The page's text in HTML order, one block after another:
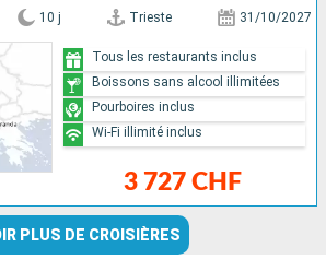
10 j Trieste 31/10/2027
3 727 CHF
Tous les restaurants inclus
Boissons sans alcool illimitées
Pourboires inclus
Wi-Fi illimité inclus
PLUS DE CROISIÈRES